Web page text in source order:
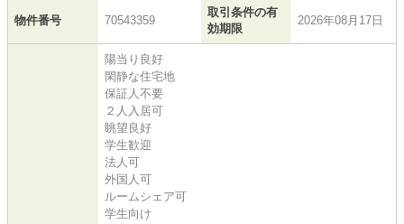
物件番号 70543359
取引条件の有
効期限
2026年08月17日
陽当り良好
閑静な住宅地
保証人不要
２人入居可
眺望良好
学生歓迎
法人可
外国人可
ルームシェア可
学生向け